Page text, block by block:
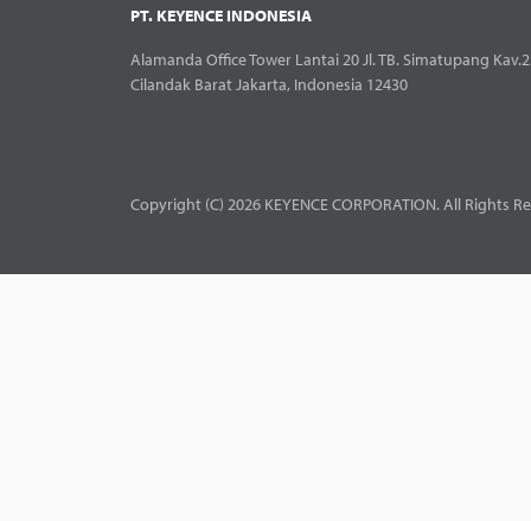
PT. KEYENCE INDONESIA
Alamanda Office Tower Lantai 20 Jl. TB. Simatupang
Cilandak Barat Jakarta, Indonesia 12430
Copyright (C) 2026 KEYENCE CORPORATION. All Rights